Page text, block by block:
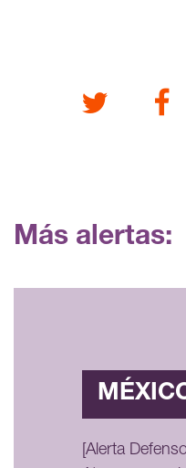
Twitter
Más alertas:
[Alerta